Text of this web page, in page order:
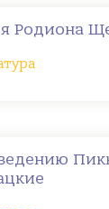
Родиона